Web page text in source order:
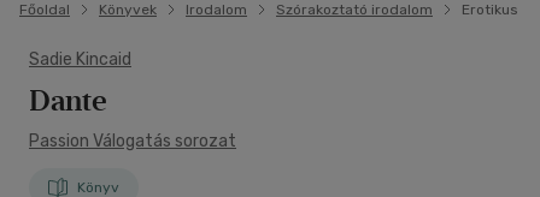
Főoldal Könyvek Irodalom Szórakoztató irodalom Erotikus
Sadie Kincaid
Dante
Passion Válogatás sorozat
Könyv